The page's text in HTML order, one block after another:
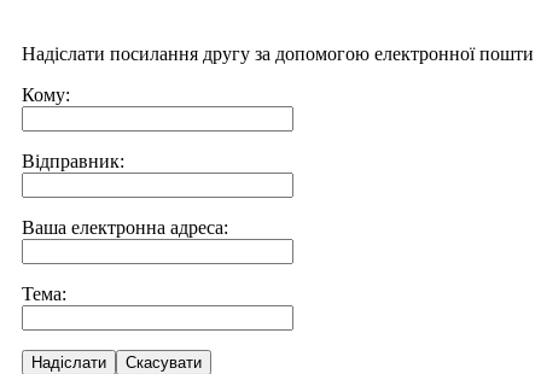
Надіслати посилання другу за допомогою електронної пошти
Кому:
Відправник:
Ваша електронна адреса:
Тема:
Надіслати Скасувати